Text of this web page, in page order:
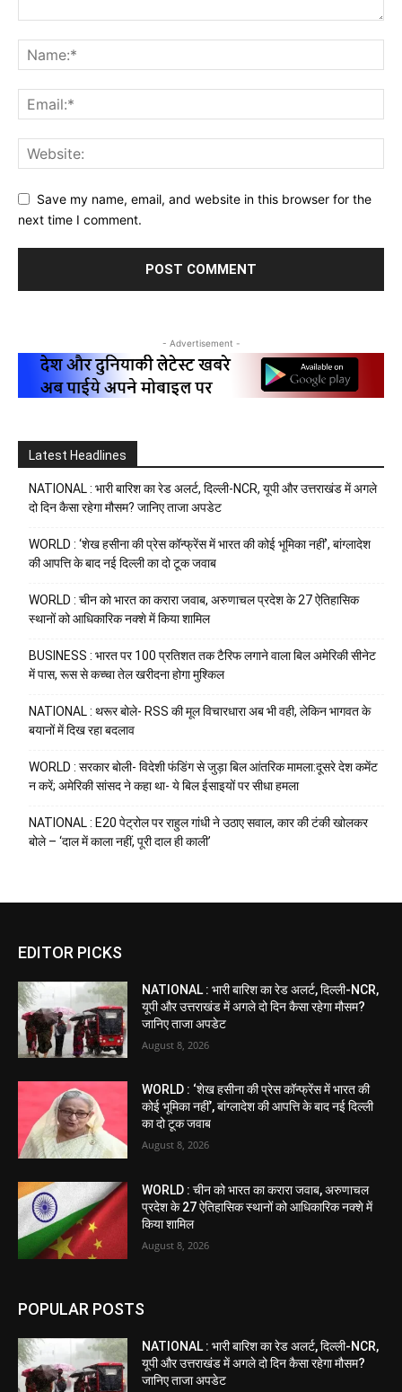
Save my name, email, and website in this browser for the
next time I comment.
- Advertisement -
Latest Headlines
NATIONAL : भारी बारिश का रेड अलर्ट, दिल्ली-NCR, यूपी और उत्तराखंड में अगले
दो दिन कैसा रहेगा मौसम? जानिए ताजा अपडेट
WORLD : ‘शेख हसीना की प्रेस कॉन्फ्रेंस में भारत की कोई भूमिका नहीं’, बांग्लादेश
की आपत्ति के बाद नई दिल्ली का दो टूक जवाब
WORLD : चीन को भारत का करारा जवाब, अरुणाचल प्रदेश के 27 ऐतिहासिक
स्थानों को आधिकारिक नक्शे में किया शामिल
BUSINESS : भारत पर 100 प्रतिशत तक टैरिफ लगाने वाला बिल अमेरिकी सीनेट
में पास, रूस से कच्चा तेल खरीदना होगा मुश्किल
NATIONAL : थरूर बोले- RSS की मूल विचारधारा अब भी वही, लेकिन भागवत के
बयानों में दिख रहा बदलाव
WORLD : सरकार बोली- विदेशी फंडिंग से जुड़ा बिल आंतरिक मामला:दूसरे देश कमेंट
न करें; अमेरिकी सांसद ने कहा था- ये बिल ईसाइयों पर सीधा हमला
NATIONAL : E20 पेट्रोल पर राहुल गांधी ने उठाए सवाल, कार की टंकी खोलकर
बोले – ‘दाल में काला नहीं, पूरी दाल ही काली’
EDITOR PICKS
NATIONAL : भारी बारिश का रेड अलर्ट, दिल्ली-NCR,
यूपी और उत्तराखंड में अगले दो दिन कैसा रहेगा मौसम?
जानिए ताजा अपडेट
August 8, 2026
WORLD : ‘शेख हसीना की प्रेस कॉन्फ्रेंस में भारत की
कोई भूमिका नहीं’, बांग्लादेश की आपत्ति के बाद नई दिल्ली
का दो टूक जवाब
August 8, 2026
WORLD : चीन को भारत का करारा जवाब, अरुणाचल
प्रदेश के 27 ऐतिहासिक स्थानों को आधिकारिक नक्शे में
किया शामिल
August 8, 2026
POPULAR POSTS
NATIONAL : भारी बारिश का रेड अलर्ट, दिल्ली-NCR,
यूपी और उत्तराखंड में अगले दो दिन कैसा रहेगा मौसम?
जानिए ताजा अपडेट